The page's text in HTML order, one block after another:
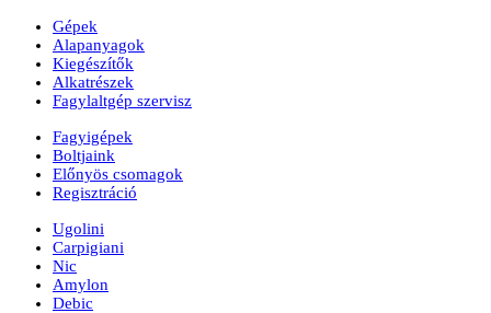
Gépek
Alapanyagok
Kiegészítők
Alkatrészek
Fagylaltgép szervisz
Fagyigépek
Boltjaink
Előnyös csomagok
Regisztráció
Ugolini
Carpigiani
Nic
Amylon
Debic